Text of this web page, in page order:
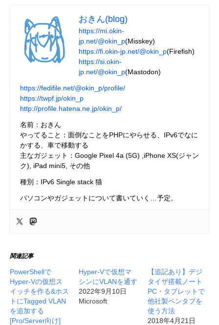
おきん(blog)
https://mi.okin-
jp.net/@okin_p(Misskey)
https://fi.okin-jp.net/@okin_p(Firefish)
https://si.okin-
jp.net/@okin_p(Mastodon)
https://fedifile.net/@okin_p/profile/
https://twpf.jp/okin_p
http://profile.hatena.ne.jp/okin_p/
名前：おきん
やってること：面倒なことをPHPにやらせる、IPv6でなに
かする、車で移動する
主なガジェット：Google Pixel 4a (5G) ,iPhone XS(ジャン
ク), iPad mini5, その他
種別：IPv6 Single stack 猫
パソコンやガジェットについて書いていく…予定。
関連記事
PowerShellで
Hyper-Vの仮想ス
イッチを作る&ホス
トにTagged VLAN
を追加する
[Pro/Server向け]
Hyper-Vで仮想マ
シンにVLANを通す
2022年9月10日
Microsoft
【追記あり】デジ
タイザ搭載ノート
PC・タブレットで
他社製ペンタブを
使う方法
2018年4月21日